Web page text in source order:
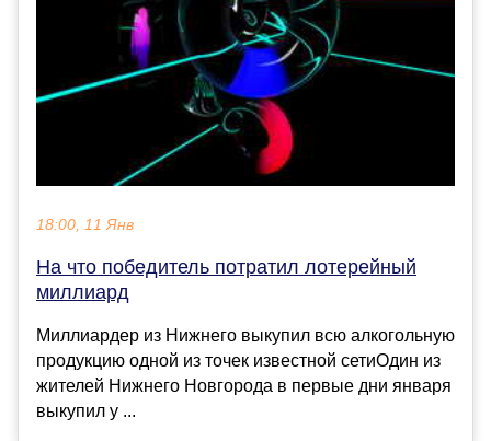
18:00, 11 Янв
На что победитель потратил лотерейный
миллиард
Миллиардер из Нижнего выкупил всю алкогольную
продукцию одной из точек известной сетиОдин из
жителей Нижнего Новгорода в первые дни января
выкупил у ...